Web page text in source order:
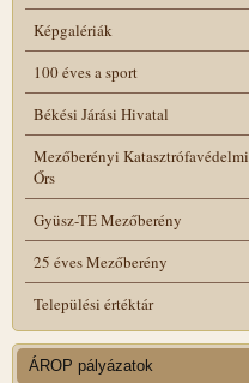
Képgalériák
100 éves a sport
Békési Járási Hivatal
Mezőberényi Katasztrófavédelmi
Őrs
Gyüsz-TE Mezőberény
25 éves Mezőberény
Települési értéktár
ÁROP pályázatok